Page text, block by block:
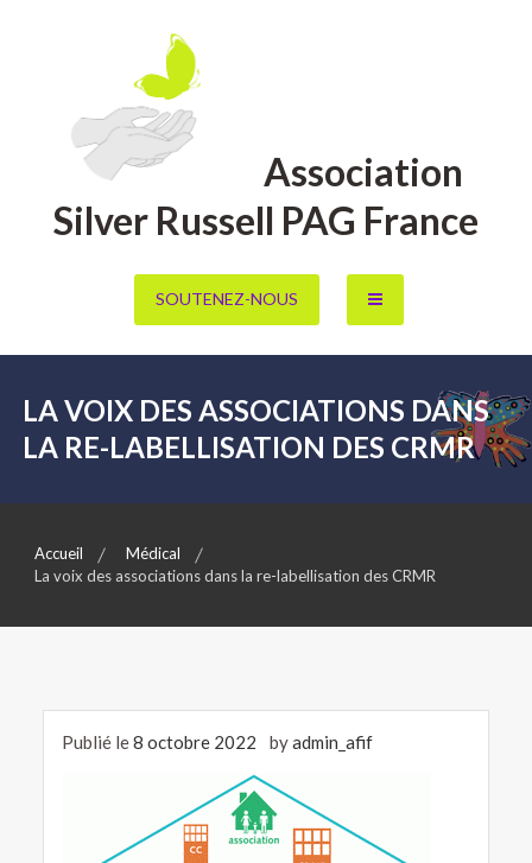
Association
Silver Russell PAG France
SOUTENEZ-NOUS
LA VOIX DES ASSOCIATIONS DANS
LA RE-LABELLISATION DES CRMR
Accueil
Médical
La voix des associations dans la re-labellisation des CRMR
Publié le8 octobre 2022 byadmin_afif